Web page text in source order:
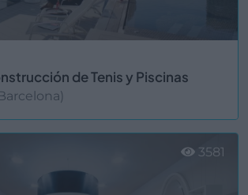
de Tenis y Piscinas
3581